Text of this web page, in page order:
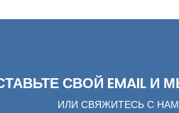
СВОЙ EMAIL
ИЛИ СВЯЖИТЕСЬ С